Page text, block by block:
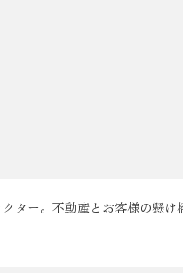
ター。不動産とお客様の懸け